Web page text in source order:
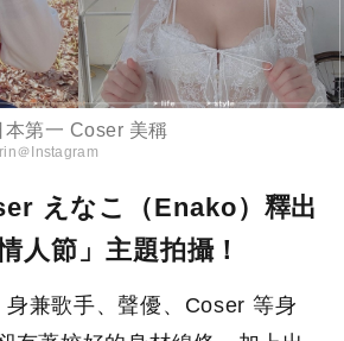
本第一 Coser 美稱
＠Instagram
えなこ（Enako）釋出
人節」主題拍攝！
身兼歌手、聲優、Coser 等身